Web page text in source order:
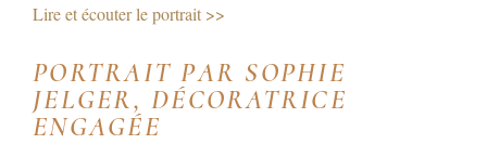
Lire et écouter le portrait >>
PORTRAIT PAR SOPHIE
JELGER, DÉCORATRICE
ENGAGÉE